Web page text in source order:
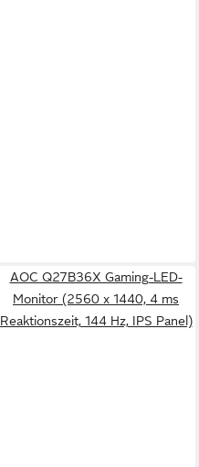
AOC Q27B36X Gaming-LED-
Monitor (2560 x 1440, 4 ms
Reaktionszeit, 144 Hz, IPS Panel)